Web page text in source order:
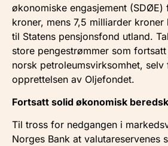
økonomiske engasjement (SDØE)
kroner, mens 7,5 milliarder
til Statens pensjonsfond utland.
store pengestrømmer som
norsk petroleumsvirksomhet, selv
opprettelsen av Oljefondet.
Fortsatt solid økonomisk
Til tross for nedgangen i
Norges Bank at valutareservenes